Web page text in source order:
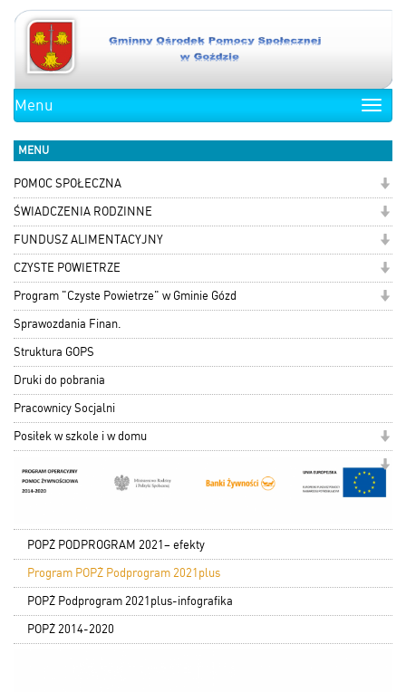
Toggle
Menu
MENU
POMOC SPOŁECZNA
ŚWIADCZENIA RODZINNE
FUNDUSZ ALIMENTACYJNY
CZYSTE POWIETRZE
Program "Czyste Powietrze" w Gminie Gózd
Sprawozdania Finan.
Struktura GOPS
Druki do pobrania
Pracownicy Socjalni
Posiłek w szkole i w domu
POPŻ PODPROGRAM 2021– efekty
Program POPŻ Podprogram 2021plus
POPŻ Podprogram 2021plus-infografika
POPŻ 2014-2020